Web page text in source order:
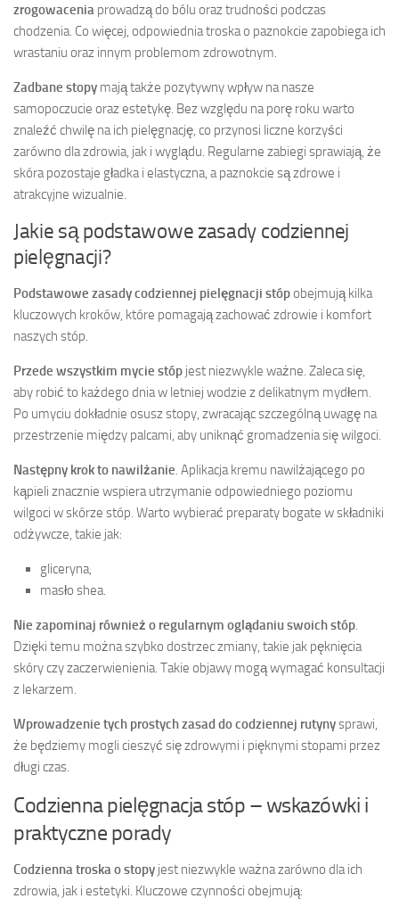
zrogowacenia prowadzą do bólu oraz trudności podczas
chodzenia. Co więcej, odpowiednia troska o paznokcie zapobiega ich
wrastaniu oraz innym problemom zdrowotnym.
Zadbane stopy mają także pozytywny wpływ na nasze
samopoczucie oraz estetykę. Bez względu na porę roku warto
znaleźć chwilę na ich pielęgnację, co przynosi liczne korzyści
zarówno dla zdrowia, jak i wyglądu. Regularne zabiegi sprawiają, że
skóra pozostaje gładka i elastyczna, a paznokcie są zdrowe i
atrakcyjne wizualnie.
Jakie są podstawowe zasady codziennej
pielęgnacji?
Podstawowe zasady codziennej pielęgnacji stópobejmują kilka
kluczowych kroków, które pomagają zachować zdrowie i komfort
naszych stóp.
Przede wszystkim mycie stóp jest niezwykle ważne. Zaleca się,
aby robić to każdego dnia w letniej wodzie z delikatnym mydłem.
Po umyciu dokładnie osusz stopy, zwracając szczególną uwagę na
przestrzenie między palcami, aby uniknąć gromadzenia się wilgoci.
Następny krok to nawilżanie. Aplikacja kremu nawilżającego po
kąpieli znacznie wspiera utrzymanie odpowiedniego poziomu
wilgoci w skórze stóp. Warto wybierać preparaty bogate w składniki
odżywcze, takie jak:
gliceryna,
masło shea.
Nie zapominaj również o regularnym oglądaniu swoich stóp.
Dzięki temu można szybko dostrzec zmiany, takie jak pęknięcia
skóry czy zaczerwienienia. Takie objawy mogą wymagać konsultacji
z lekarzem.
Wprowadzenie tych prostych zasad do codziennej rutynysprawi,
że będziemy mogli cieszyć się zdrowymi i pięknymi stopami przez
długi czas.
Codzienna pielęgnacja stóp – wskazówki i
praktyczne porady
Codzienna troska o stopy jest niezwykle ważna zarówno dla ich
zdrowia, jak i estetyki. Kluczowe czynności obejmują: